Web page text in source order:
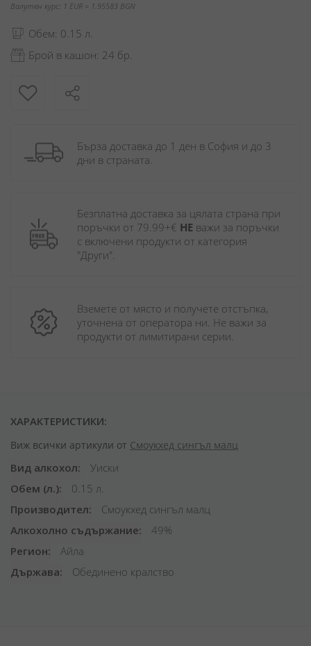
Валутен курс: 1 EUR = 1.95583 BGN
Обем: 0.15 л.
Брой в кашон: 24 бр.
Бърза доставка до 1 ден в София и до 3
дни в страната.
Безплатна доставка за цялата страна при
поръчки от 79.99+€ НЕ важи за поръчки
с включени продукти от категория
"Други".
Вземете от място и получете отстъпка,
уточнена от оператора ни. Не важи за
продукти от лимитирани серии.
ХАРАКТЕРИСТИКИ:
Виж всички артикули от Смоукхед сингъл малц
Вид алкохол
Уиски
Обем (л.)
0.15 л.
Производител
Смоукхед сингъл малц
Алкохолно съдържание
49%
Регион
Айла
Държава
Обединено кралство